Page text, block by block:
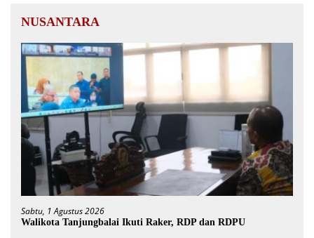
NUSANTARA
Sabtu, 1 Agustus 2026
Walikota Tanjungbalai Ikuti Raker, RDP dan RDPU